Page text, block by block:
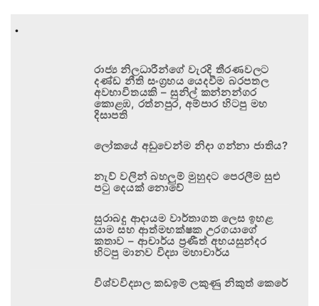
.
රාජ්‍ය නිලධාරීන්ගේ වැරදි තීරණවලට
දණ්ඩ නීති සංග්‍රහය යෙදවීම බරපතල
අවභාවිතයකි – සුනිල් කන්නන්ගර
කොළඹ, රත්නපුර, අම්පාර හිටපු මහ
දිසාපති
ලෝකයේ අඩුවෙන්ම නිදා ගන්නා ජාතිය?
නැව් වලින් බහලුම් මුහුදට පෙරලීම සුළු
පටු දෙයක් නොවේ
සුරාබදු ආදායම වාර්තාගත ලෙස ඉහළ
යාම සහ ආත්මභක්ෂක උරගයාගේ
කතාව – ආචාර්ය ප්‍රණීත් අභයසුන්දර
හිටපු මානව විද්‍යා මහාචාර්ය
විශ්වවිද්‍යාල කඩඉම් ලකුණු නිකුත් කෙරේ